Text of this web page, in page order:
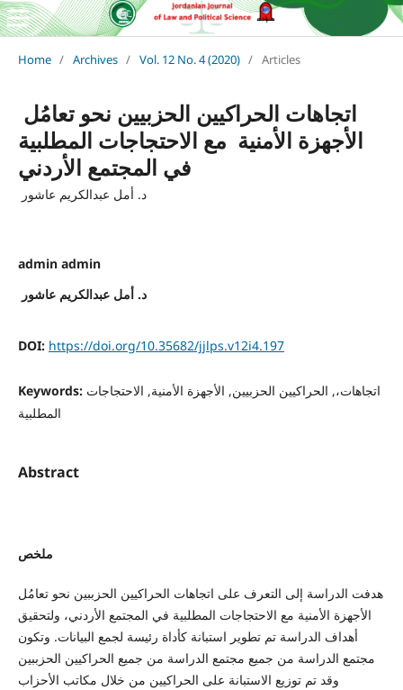
Home / Archives / Vol. 12 No. 4 (2020) / Articles
الأجهزة الأمنية مع الاحتجاجات المطلبية
في المجتمع الأردني
د. أمل عبدالكريم عاشور
admin admin
د. أمل عبدالكريم عاشور
DOI: https://doi.org/10.35682/jjlps.v12i4.197
Keywords: اتجاهات،, الحراكيين الحزبيين, الأجهزة الأمنية, الاحتجاجات
المطلبية
Abstract
ملخص
هدفت الدراسة إلى التعرف على اتجاهات الحراكيين الحزببين نحو تعامُل
الأجهزة الأمنية مع الاحتجاجات المطلبية في المجتمع الأردني، ولتحقيق
أهداف الدراسة تم تطوير استبانة كأداة رئيسة لجمع البيانات. وتكون
مجتمع الدراسة من جميع مجتمع الدراسة من جميع الحراكيين الحزببين
وقد تم توزيع الاستبانة على الحراكيين من خلال مكاتب الأحزاب